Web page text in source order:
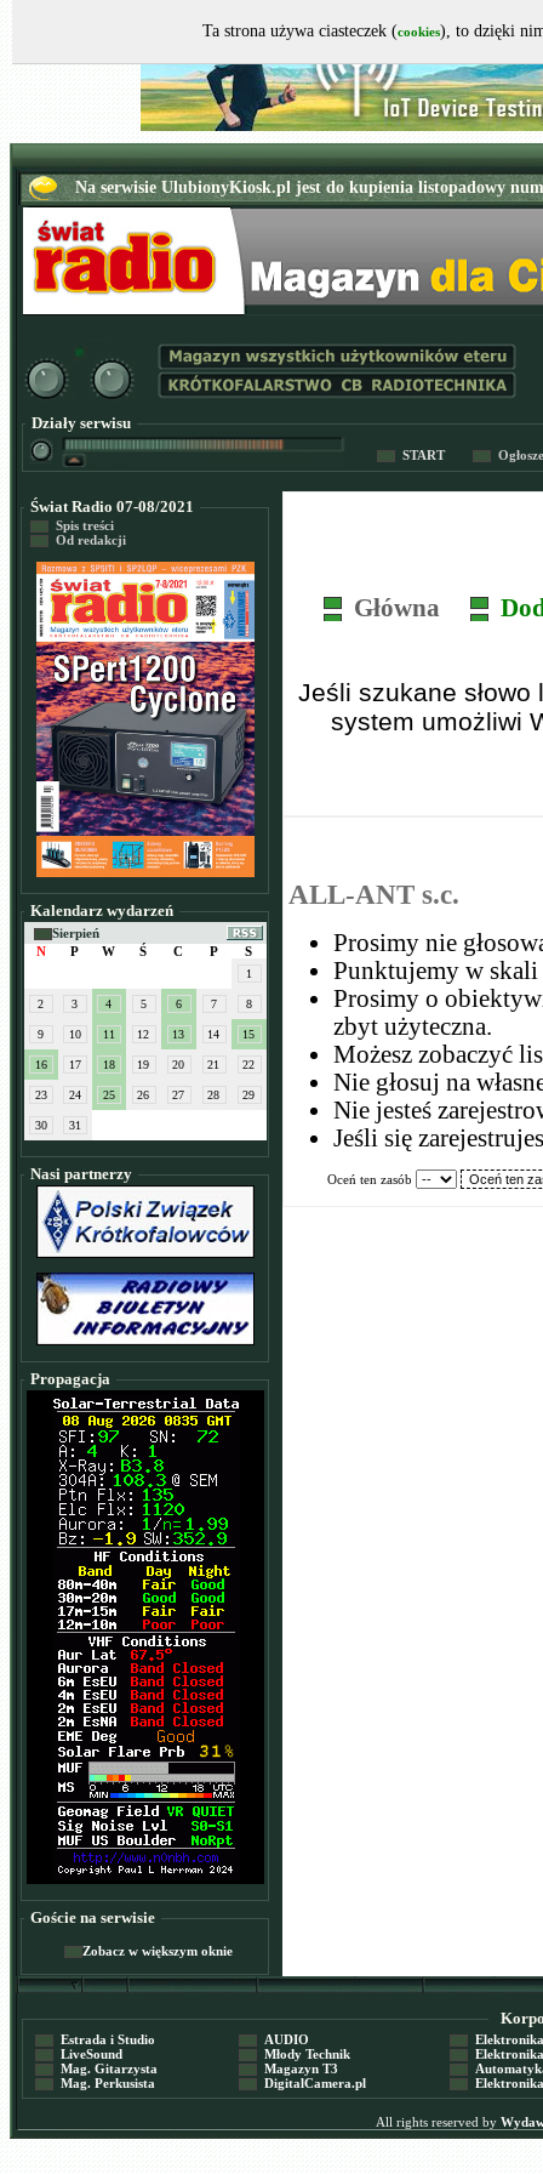
Działy serwisu
START
Świat Radio 07-08/2021
Spis treści
Od redakcji
Kalendarz wydarzeń
Sierpień
N
P W Ś C P S
1
2 3 4 5 6 7 8
9 10 11 12 13 14 15
16 17 18 19 20 21 22
23 24 25 26 27 28 29
30 31
Nasi partnerzy
Propagacja
Goście na serwisie
Zobacz w większym oknie
Główna
Jeśli szukane
system umożliwi
ALL-ANT s.c.
Prosimy nie
Punktujemy w skali
Prosimy o
zbyt użyteczna.
Możesz zobaczyć
Nie głosuj na
Nie jesteś
Jeśli się
Oceń ten zasób
Estrada i Studio
LiveSound
Mag. Gitarzysta
Mag. Perkusista
AUDIO
Młody Technik
Magazyn T3
DigitalCamera.pl
Elektronika
Elektronika
Automatyka
Elektronika
All rights reserved by
Ta strona używa ciasteczek (cookies), to dzięki